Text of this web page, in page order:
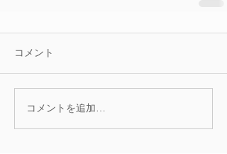
コメント
コメントを追加…